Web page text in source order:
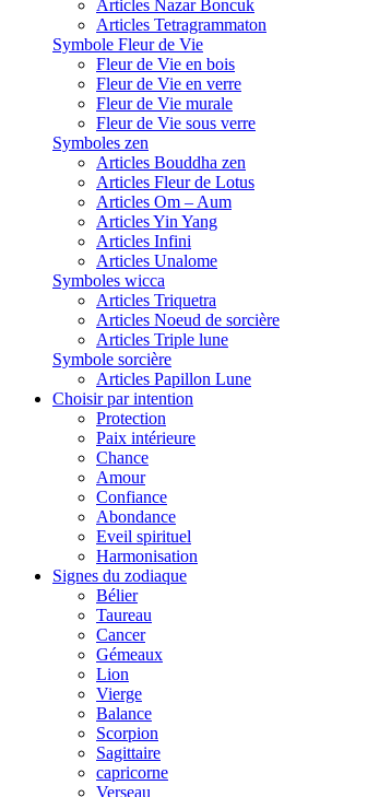
Articles Nazar Boncuk
Articles Tetragrammaton
Symbole Fleur de Vie
Fleur de Vie en bois
Fleur de Vie en verre
Fleur de Vie murale
Fleur de Vie sous verre
Symboles zen
Articles Bouddha zen
Articles Fleur de Lotus
Articles Om – Aum
Articles Yin Yang
Articles Infini
Articles Unalome
Symboles wicca
Articles Triquetra
Articles Noeud de sorcière
Articles Triple lune
Symbole sorcière
Articles Papillon Lune
Choisir par intention
Protection
Paix intérieure
Chance
Amour
Confiance
Abondance
Eveil spirituel
Harmonisation
Signes du zodiaque
Bélier
Taureau
Cancer
Gémeaux
Lion
Vierge
Balance
Scorpion
Sagittaire
capricorne
Verseau